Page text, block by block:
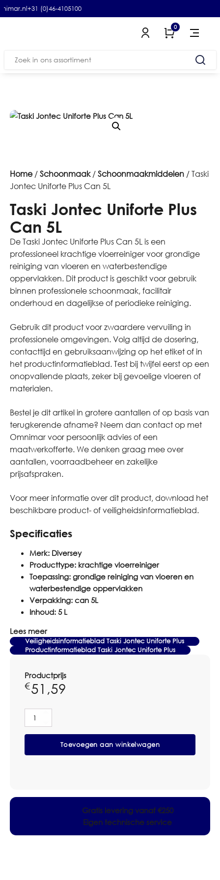
+31 (0)46-4105100
0
Zoeken
Home/Schoonmaak/Schoonmaakmiddelen / Taski
Jontec Uniforte Plus Can 5L
Taski Jontec Uniforte Plus
Can 5L
De Taski Jontec Uniforte Plus Can 5L is een
professioneel krachtige vloerreiniger voor grondige
reiniging van vloeren en waterbestendige
oppervlakken. Dit product is geschikt voor gebruik
binnen professionele schoonmaak, facilitair
onderhoud en dagelijkse of periodieke reiniging.
Gebruik dit product voor zwaardere vervuiling in
professionele omgevingen. Volg altijd de dosering,
contacttijd en gebruiksaanwijzing op het etiket of in
het productinformatieblad. Test bij twijfel eerst op een
onopvallende plaats, zeker bij gevoelige vloeren of
materialen.
Bestel je dit artikel in grotere aantallen of op basis van
terugkerende afname? Neem dan contact op met
Omnimar voor persoonlijk advies of een
maatwerkofferte. We denken graag mee over
aantallen, voorraadbeheer en zakelijke
prijsafspraken.
Voor meer informatie over dit product, download het
beschikbare product- of veiligheidsinformatieblad.
Specificaties
Merk: Diversey
Producttype: krachtige vloerreiniger
Toepassing: grondige reiniging van vloeren en
waterbestendige oppervlakken
Verpakking: can 5L
Inhoud: 5 L
Lees meer
Veiligheidsinformatieblad Taski Jontec Uniforte Plus
Productinformatieblad Taski Jontec Uniforte Plus
Productprijs
€51,59
Taski
Jontec
Uniforte
Can
Toevoegen aan winkelwagen
Gratis levering vanaf €250
Eigen technische service